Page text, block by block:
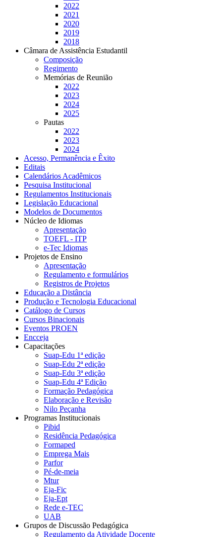
2022
2021
2020
2019
2018
Câmara de Assistência Estudantil
Composição
Regimento
Memórias de Reunião
2022
2023
2024
2025
Pautas
2022
2023
2024
Acesso, Permanência e Êxito
Editais
Calendários Acadêmicos
Pesquisa Institucional
Regulamentos Institucionais
Legislação Educacional
Modelos de Documentos
Núcleo de Idiomas
Apresentação
TOEFL - ITP
e-Tec Idiomas
Projetos de Ensino
Apresentação
Regulamento e formulários
Registros de Projetos
Educação a Distância
Produção e Tecnologia Educacional
Catálogo de Cursos
Cursos Binacionais
Eventos PROEN
Encceja
Capacitações
Suap-Edu 1ª edição
Suap-Edu 2ª edição
Suap-Edu 3ª edição
Suap-Edu 4ª Edição
Formação Pedagógica
Elaboração e Revisão
Nilo Peçanha
Programas Institucionais
Pibid
Residência Pedagógica
Formaped
Emprega Mais
Parfor
Pé-de-meia
Mtur
Eja-Fic
Eja-Ept
Rede e-TEC
UAB
Grupos de Discussão Pedagógica
Regulamento da Atividade Docente